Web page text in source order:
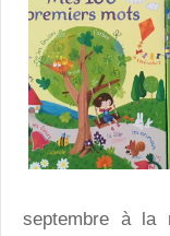
septembre à la